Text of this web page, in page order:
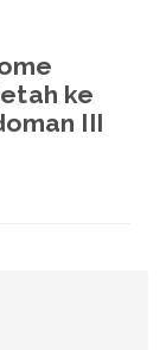
ke
III